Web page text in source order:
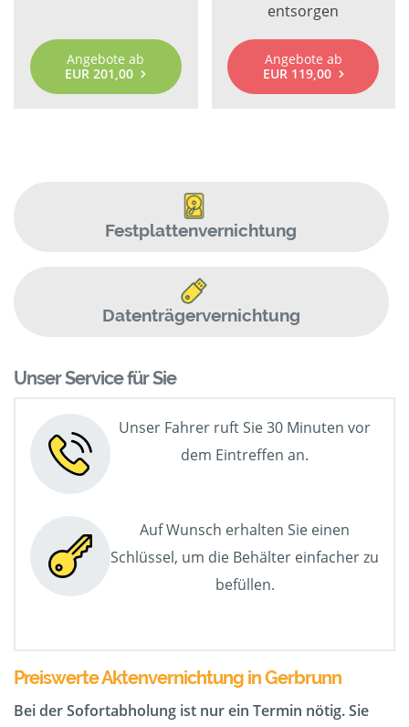
Angebote ab
EUR 201,00
entsorgen
Angebote ab
EUR 119,00
Festplattenvernichtung
Datenträgervernichtung
Unser Service für Sie
Unser Fahrer ruft Sie 30 Minuten vor
dem Eintreffen an.
Auf Wunsch erhalten Sie einen
Schlüssel, um die Behälter einfacher zu
befüllen.
Preiswerte Aktenvernichtung in Gerbrunn
Bei der Sofortabholung ist nur ein Termin nötig. Sie